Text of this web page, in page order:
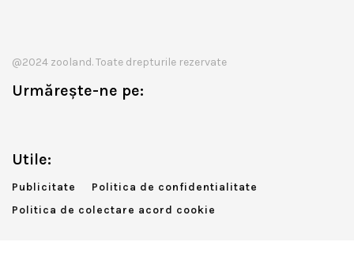
@2024 zooland. Toate drepturile rezervate
Urmărește-ne pe:
Utile:
Publicitate
Politica de confidentialitate
Politica de colectare acord cookie